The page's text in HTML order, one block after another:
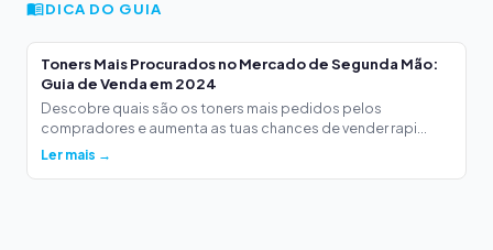
DICA DO GUIA
Toners Mais Procurados no Mercado de Segunda Mão:
Guia de Venda em 2024
Descobre quais são os toners mais pedidos pelos
compradores e aumenta as tuas chances de vender rapi...
Ler mais →